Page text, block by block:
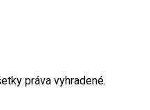
práva vyhradené.